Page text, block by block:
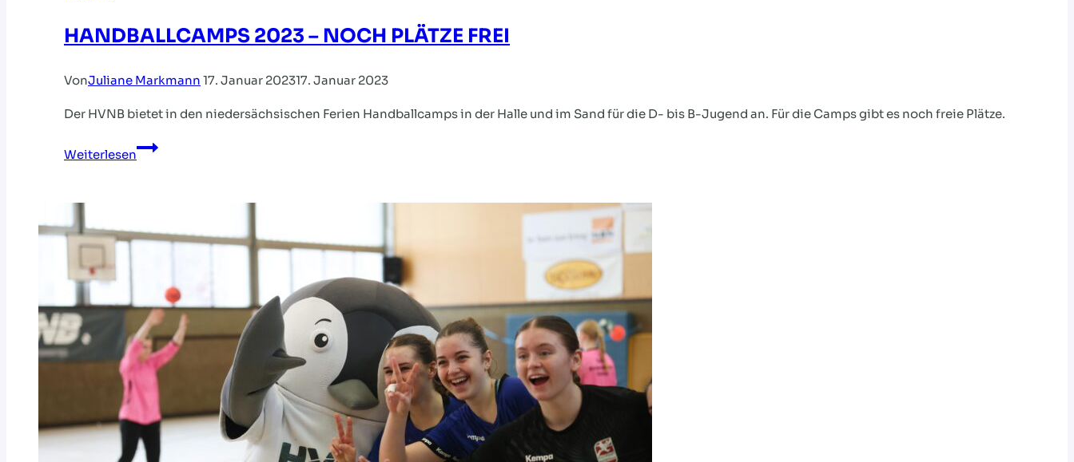
HANDBALLCAMPS 2023 – NOCH PLÄTZE FREI
VonJuliane Markmann 17. Januar 202317. Januar 2023
Der HVNB bietet in den niedersächsischen Ferien Handballcamps in der Halle und im Sand für die D- bis B-Jugend an. Für die Camps gibt es noch freie Plätze.
Weiterlesen
HANDBALLCAMPS
PLÄTZE